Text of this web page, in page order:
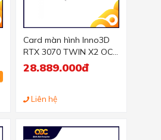
Card màn hình Inno3D
RTX 3070 TWIN X2 OC
(8GB GDDR6, 256-bit,
HDMI+DP, 2x8-pin)
28.889.000đ
Liên hệ